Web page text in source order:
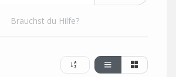
Brauchst du Hilfe?